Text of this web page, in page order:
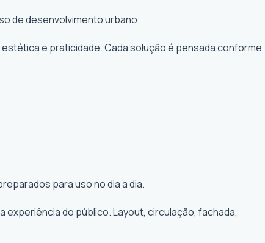
de desenvolvimento urbano.
e praticidade. Cada solução é pensada conforme
para uso no dia a dia.
do público. Layout, circulação, fachada,